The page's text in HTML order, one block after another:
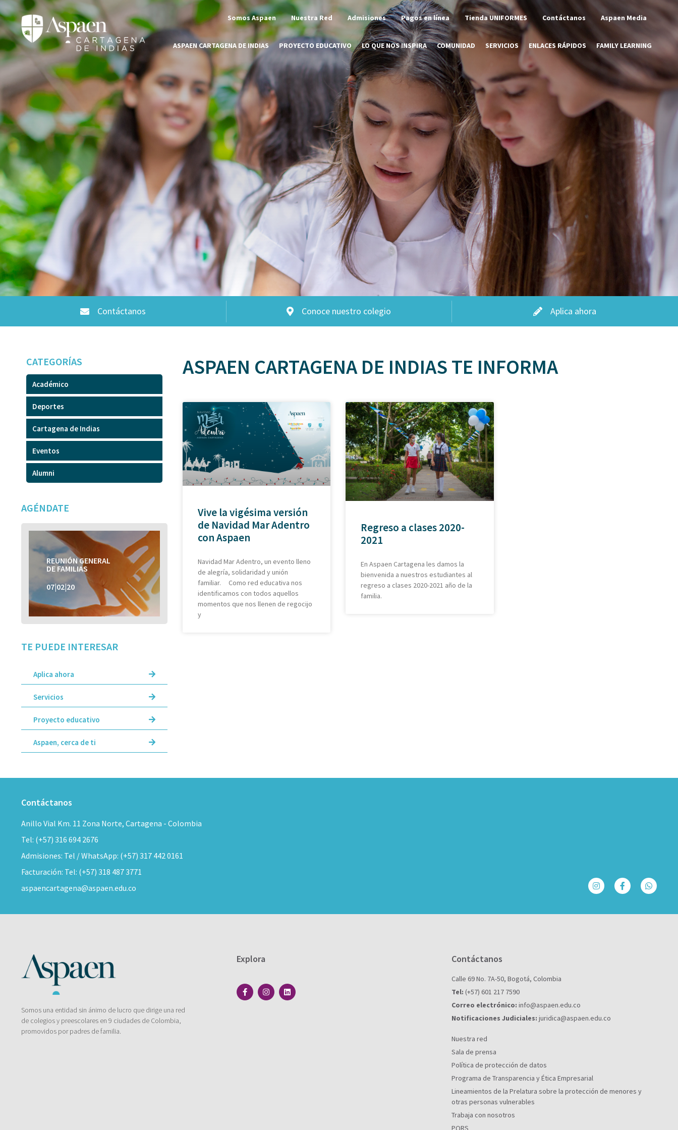
Somos Aspaen Nuestra Red Admisiones Pagos en línea Tienda UNIFORMES Contáctanos Aspaen Media
ASPAEN CARTAGENA DE INDIAS PROYECTO EDUCATIVO LO QUE NOS INSPIRA COMUNIDAD SERVICIOS ENLACES RÁPIDOS FAMILY LEARNING
Contáctanos Conoce nuestro colegio Aplica ahora
CATEGORÍAS
Académico
Deportes
Cartagena de Indias
Eventos
Alumni
AGÉNDATE
REUNIÓN GENERAL
DE FAMILIAS
07|02|20
REUNIÓN GENERAL
DE FAMILIAS
07|02|20
TE PUEDE INTERESAR
Aplica ahora
Servicios
Proyecto educativo
Aspaen, cerca de ti
ASPAEN CARTAGENA DE INDIAS TE INFORMA
Vive la vigésima versión
de Navidad Mar Adentro
con Aspaen
Navidad Mar Adentro, un evento lleno
de alegría, solidaridad y unión
familiar. Como red educativa nos
identificamos con todos aquellos
momentos que nos llenen de regocijo
y
Regreso a clases 2020-
2021
En Aspaen Cartagena les damos la
bienvenida a nuestros estudiantes al
regreso a clases 2020-2021 año de la
familia.
Contáctanos
Anillo Vial Km. 11 Zona Norte, Cartagena - Colombia
Tel: (+57) 316 694 2676
Admisiones: Tel / WhatsApp: (+57) 317 442 0161
Facturación: Tel: (+57) 318 487 3771
aspaencartagena@aspaen.edu.co
Somos una entidad sin ánimo de lucro que dirige una red
de colegios y preescolares en 9 ciudades de Colombia,
promovidos por padres de familia.
Explora Contáctanos
Calle 69 No. 7A-50, Bogotá, Colombia
Tel: (+57) 601 217 7590
Correo electrónico: info@aspaen.edu.co
Notificaciones Judiciales: juridica@aspaen.edu.co
Nuestra red
Sala de prensa
Política de protección de datos
Programa de Transparencia y Ética Empresarial
Lineamientos de la Prelatura sobre la protección de menores y
otras personas vulnerables
Trabaja con nosotros
PQRS